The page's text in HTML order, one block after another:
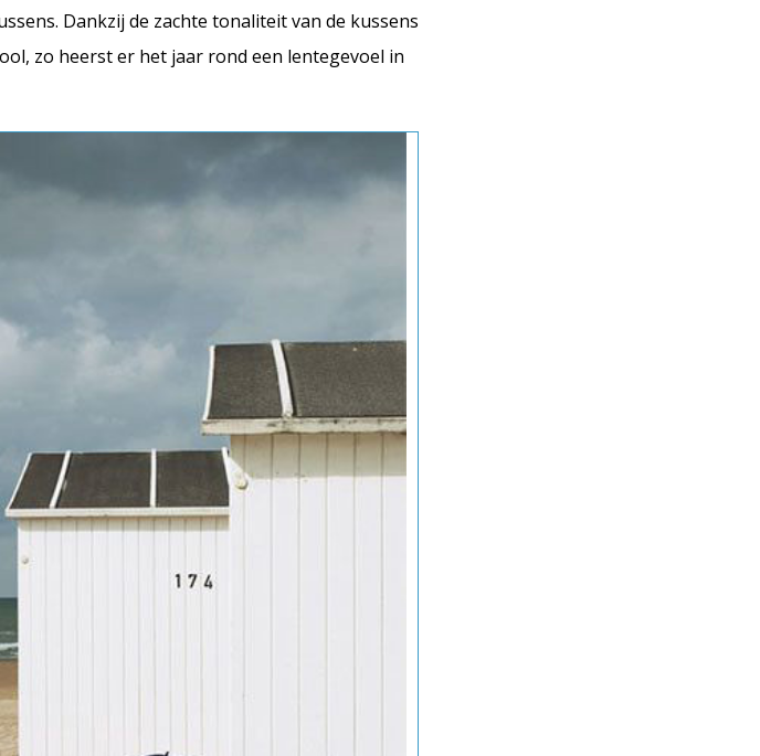
Dankzij de zachte tonaliteit van de kussens
zo heerst er het jaar rond een lentegevoel in